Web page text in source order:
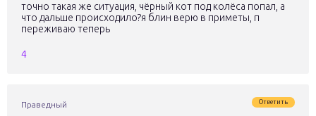
точно такая же ситуация, чёрный кот под колёса попал, а
что дальше происходило?я блин верю в приметы, п
переживаю теперь
4
Праведный Ответить